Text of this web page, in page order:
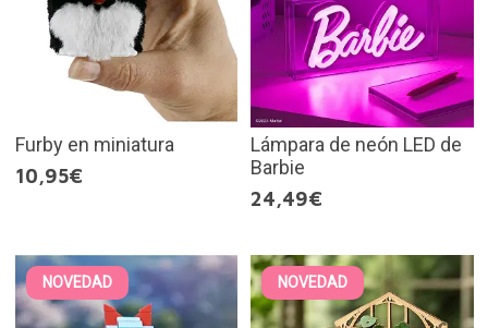
Furby en miniatura
10,95€
Lámpara de neón LED de
Barbie
24,49€
NOVEDAD NOVEDAD